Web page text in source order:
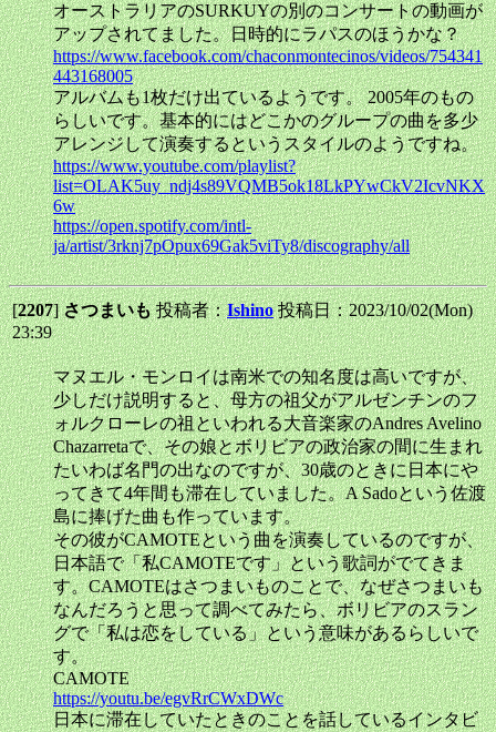
オーストラリアのSURKUYの別のコンサートの動画が
アップされてました。日時的にラパスのほうかな？
https://www.facebook.com/chaconmontecinos/videos/754341
443168005
アルバムも1枚だけ出ているようです。 2005年のもの
らしいです。基本的にはどこかのグループの曲を多少
アレンジして演奏するというスタイルのようですね。
https://www.youtube.com/playlist?
list=OLAK5uy_ndj4s89VQMB5ok18LkPYwCkV2IcvNKX
6w
https://open.spotify.com/intl-
ja/artist/3rknj7pOpux69Gak5viTy8/discography/all
[2207]さつまいも投稿者：Ishino 投稿日：2023/10/02(Mon)
23:39
マヌエル・モンロイは南米での知名度は高いですが、
少しだけ説明すると、母方の祖父がアルゼンチンのフ
ォルクローレの祖といわれる大音楽家のAndres Avelino
Chazarretaで、その娘とボリビアの政治家の間に生まれ
たいわば名門の出なのですが、30歳のときに日本にや
ってきて4年間も滞在していました。A Sadoという佐渡
島に捧げた曲も作っています。
その彼がCAMOTEという曲を演奏しているのですが、
日本語で「私CAMOTEです」という歌詞がでてきま
す。CAMOTEはさつまいものことで、なぜさつまいも
なんだろうと思って調べてみたら、ボリビアのスラン
グで「私は恋をしている」という意味があるらしいで
す。
CAMOTE
https://youtu.be/egvRrCWxDWc
日本に滞在していたときのことを話しているインタビ